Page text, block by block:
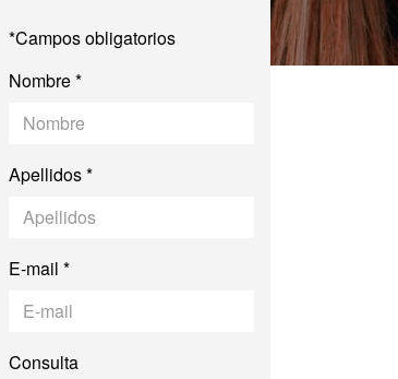
Cultural /
*Campos obligatorios
Nombre *
Apellidos *
E-mail *
Consulta